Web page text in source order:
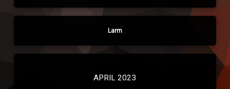
Larm
APRIL 2023